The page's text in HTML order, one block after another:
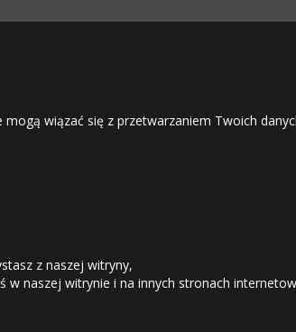
wiązać się z przetwarzaniem Twoich
z naszej witryny,
w naszej witrynie i na innych stronach
PENTA